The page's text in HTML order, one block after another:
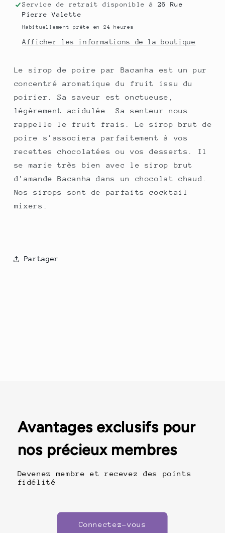
Service de retrait disponible à 26 Rue
Pierre Valette
Habituellement prête en 24 heures
Afficher les informations de la boutique
Le sirop de poire par Bacanha est un pur
concentré aromatique du fruit issu du
poirier. Sa saveur est onctueuse,
légèrement acidulée. Sa senteur nous
rappelle le fruit frais. Le sirop brut de
poire s'associera parfaitement à vos
recettes chocolatées ou vos desserts. Il
se marie très bien avec le sirop brut
d'amande Bacanha dans un chocolat chaud.
Nos sirops sont de parfaits cocktail
mixers.
Partager
Avantages exclusifs pour
nos précieux membres
Devenez membre et recevez des points
fidélité
Connectez-vous